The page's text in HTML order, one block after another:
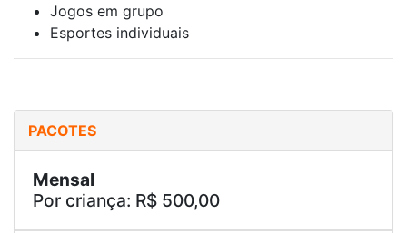
Jogos em grupo
Esportes individuais
PACOTES
Mensal
Por criança: R$ 500,00